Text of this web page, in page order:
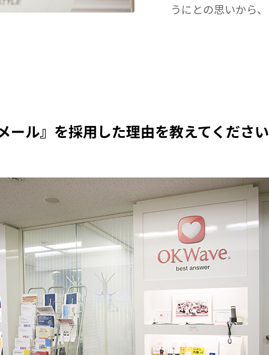
うにとの思いから
ール』を採用した理由を教えてくださ